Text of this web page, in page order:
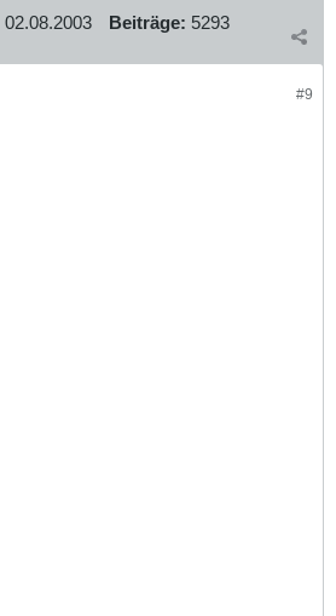
02.08.2003 Beiträge: 5293
#9